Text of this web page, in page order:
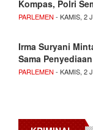
Kompas, Polri
PARLEMEN - KAMIS, 2
Irma Suryani
Sama
PARLEMEN - KAMIS, 2